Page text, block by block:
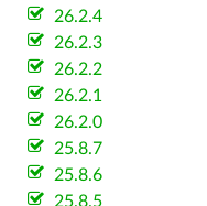
26.2.4
26.2.3
26.2.2
26.2.1
26.2.0
25.8.7
25.8.6
25.8.5